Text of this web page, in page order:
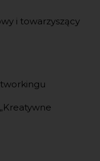
i towarzyszący